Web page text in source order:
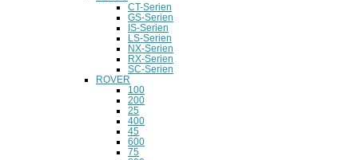
CT-Serien
GS-Serien
IS-Serien
LS-Serien
NX-Serien
RX-Serien
SC-Serien
ROVER
100
200
25
400
45
600
75